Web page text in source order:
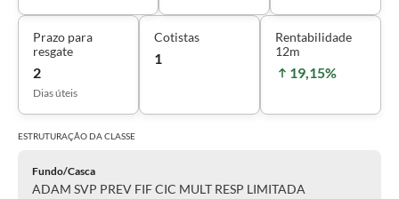
Prazo para
resgate
2
Dias úteis
Cotistas
1
Rentabilidade
12m
19,15%
ESTRUTURAÇÃO DACLASSE
Fundo/Casca
ADAM SVP PREV FIF CIC MULT RESP LIMITADA